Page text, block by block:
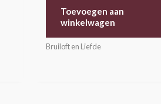
Toevoegen aan
winkelwagen
Bruiloft en Liefde